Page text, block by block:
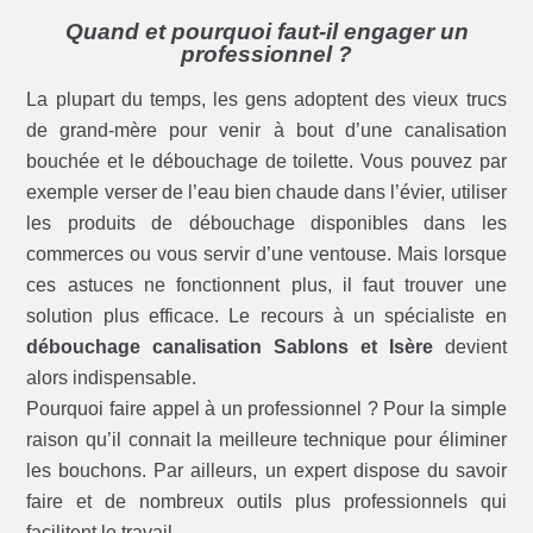
Quand et pourquoi faut-il engager un
professionnel ?
La plupart du temps, les gens adoptent des vieux trucs
de grand-mère pour venir à bout d’une canalisation
bouchée et le débouchage de toilette. Vous pouvez par
exemple verser de l’eau bien chaude dans l’évier, utiliser
les produits de débouchage disponibles dans les
commerces ou vous servir d’une ventouse. Mais lorsque
ces astuces ne fonctionnent plus, il faut trouver une
solution plus efficace. Le recours à un spécialiste en
débouchage canalisation Sablons et Isèredevient
alors indispensable.
Pourquoi faire appel à un professionnel ? Pour la simple
raison qu’il connait la meilleure technique pour éliminer
les bouchons. Par ailleurs, un expert dispose du savoir
faire et de nombreux outils plus professionnels qui